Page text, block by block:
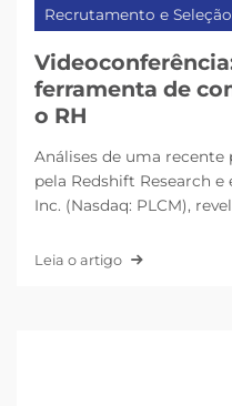
Recrutamento e Seleção
ferramenta de
o RH
Análises de uma recente
pela Redshift Research
Inc. (Nasdaq: PLCM),
Leia o artigo